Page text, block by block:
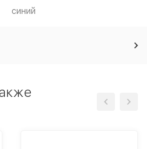
синий